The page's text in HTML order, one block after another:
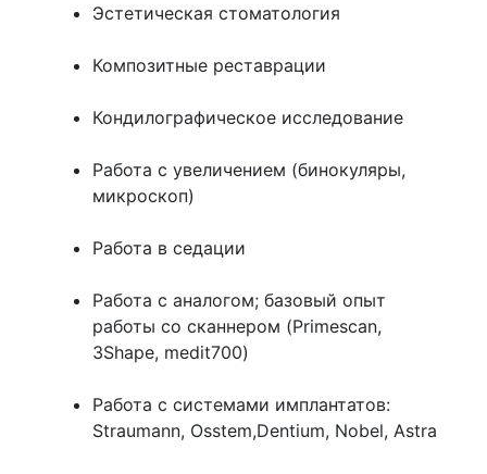
Эстетическая стоматология
Композитные реставрации
Кондилографическое исследование
Работа с увеличением (бинокуляры,
микроскоп)
Работа в седации
Работа с аналогом; базовый опыт
работы со сканнером (Primescan,
3Shape, medit700)
Работа с системами имплантатов:
Straumann, Osstem,Dentium, Nobel, Astra